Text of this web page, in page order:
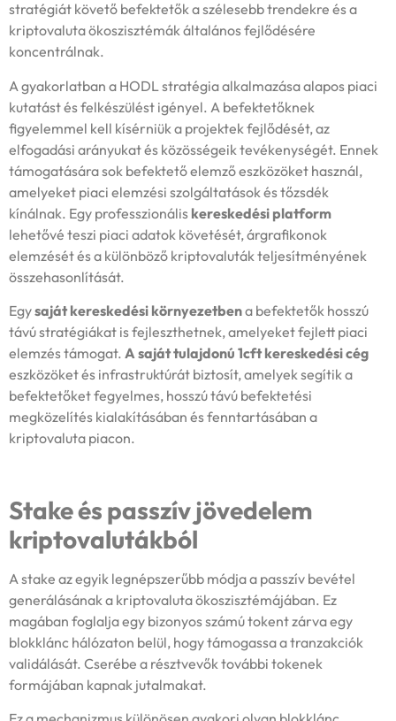
stratégiát követő befektetők a szélesebb trendekre és a
kriptovaluta ökoszisztémák általános fejlődésére
koncentrálnak.
A gyakorlatban a HODL stratégia alkalmazása alapos piaci
kutatást és felkészülést igényel. A befektetőknek
figyelemmel kell kísérniük a projektek fejlődését, az
elfogadási arányukat és közösségeik tevékenységét. Ennek
támogatására sok befektető elemző eszközöket használ,
amelyeket piaci elemzési szolgáltatások és tőzsdék
kínálnak. Egy professzionális kereskedési platform
lehetővé teszi piaci adatok követését, árgrafikonok
elemzését és a különböző kriptovaluták teljesítményének
összehasonlítását.
Egysaját kereskedési környezetbena befektetők hosszú
távú stratégiákat is fejleszthetnek, amelyeket fejlett piaci
elemzés támogat. A saját tulajdonú 1cft kereskedési cég
eszközöket és infrastruktúrát biztosít, amelyek segítik a
befektetőket fegyelmes, hosszú távú befektetési
megközelítés kialakításában és fenntartásában a
kriptovaluta piacon.
Stake és passzív jövedelem
kriptovalutákból
A stake az egyik legnépszerűbb módja a passzív bevétel
generálásának a kriptovaluta ökoszisztémájában. Ez
magában foglalja egy bizonyos számú tokent zárva egy
blokklánc hálózaton belül, hogy támogassa a tranzakciók
validálását. Cserébe a résztvevők további tokenek
formájában kapnak jutalmakat.